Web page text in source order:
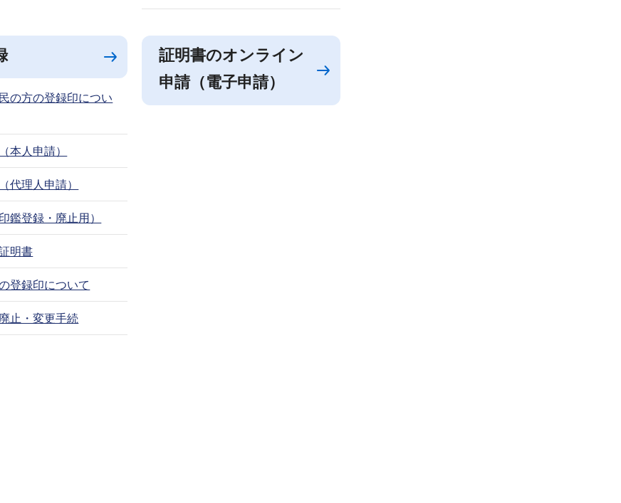
の方の登録印につい
本人申請）
代理人申請）
鑑登録・廃止用）
明書
登録印について
止・変更手続
証明書のオンライン
申請（電子申請）